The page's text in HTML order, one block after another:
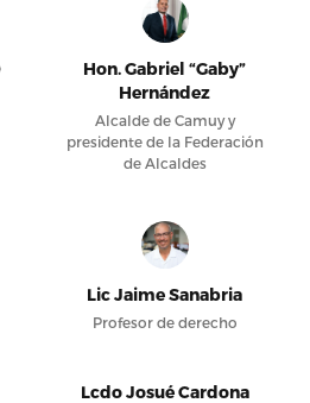
Hon. Gabriel “Gaby”
Hernández
Alcalde de Camuy y
presidente de la Federación
de Alcaldes
Lic Jaime Sanabria
Profesor de derecho
Lcdo Josué Cardona